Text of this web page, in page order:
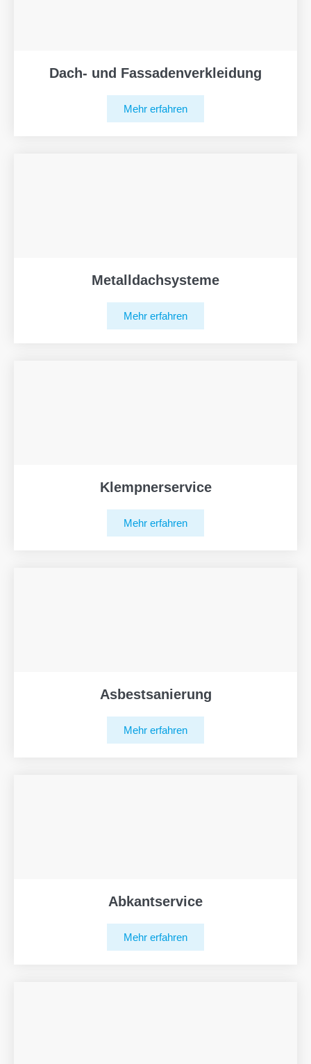
Dach- und Fassadenverkleidung
Mehr erfahren
Metalldachsysteme
Mehr erfahren
Klempnerservice
Mehr erfahren
Asbestsanierung
Mehr erfahren
Abkantservice
Mehr erfahren